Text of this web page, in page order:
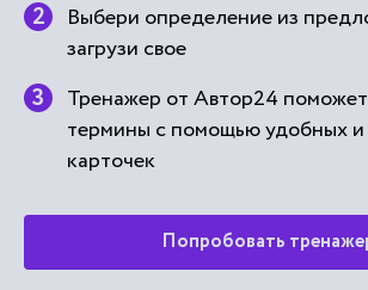
Выбери определение из
загрузи свое
Тренажер от Автор24
термины с помощью удобных
карточек
Попробовать